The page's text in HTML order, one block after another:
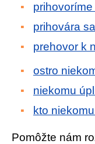
prihovára
prehovor k
ostro
niekomu
kto
Pomôžte nám